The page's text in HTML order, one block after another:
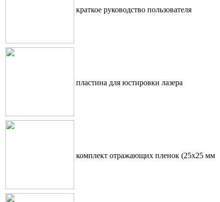
краткое руководство пользователя
пластина для юстировки лазера
комплект отражающих пленок (25x25 мм